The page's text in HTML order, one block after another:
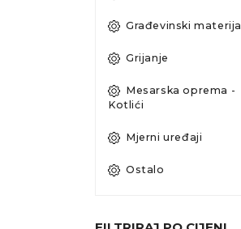
Građevinski materijal
Grijanje
Mesarska oprema -
Kotlići
Mjerni uređaji
Ostalo